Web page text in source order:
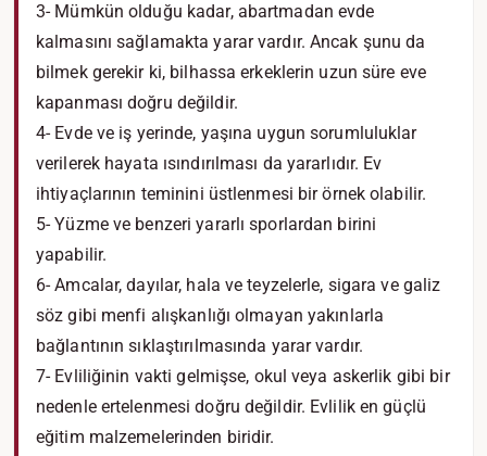
3- Mümkün olduğu kadar, abartmadan evde
kalmasını sağlamakta yarar vardır. Ancak şunu da
bilmek gerekir ki, bilhassa erkeklerin uzun süre eve
kapanması doğru değildir.
4- Evde ve iş yerinde, yaşına uygun sorumluluklar
verilerek hayata ısındırılması da yararlıdır. Ev
ihtiyaçlarının teminini üstlenmesi bir örnek olabilir.
5- Yüzme ve benzeri yararlı sporlardan birini
yapabilir.
6- Amcalar, dayılar, hala ve teyzelerle, sigara ve galiz
söz gibi menfi alışkanlığı olmayan yakınlarla
bağlantının sıklaştırılmasında yarar vardır.
7- Evliliğinin vakti gelmişse, okul veya askerlik gibi bir
nedenle ertelenmesi doğru değildir. Evlilik en güçlü
eğitim malzemelerinden biridir.